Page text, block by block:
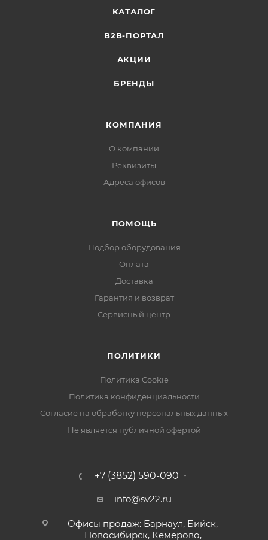
КАТАЛОГ
B2B-ПОРТАЛ
АКЦИИ
БРЕНДЫ
КОМПАНИЯ
О компании
Реквизиты
Адреса офисов
ПОМОЩЬ
Подбор оборудования
Оплата
Доставка
Гарантия и возврат
Сервисный центр
ПОЛИТИКИ
Политика Cookie
Политика конфиденциальности
Согласие на обработку персональных данных
Не является публичной офертой
+7 (3852) 590-090
info@sv22.ru
Офисы продаж: Барнаул, Бийск,
Новосибирск, Кемерово,